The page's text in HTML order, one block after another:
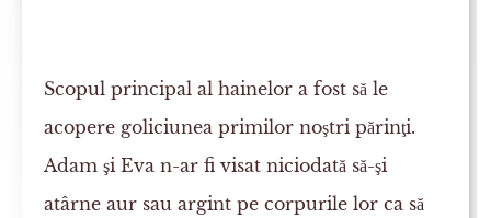
Scopul principal al hainelor a fost să le
acopere goliciunea primilor noştri părinţi.
Adam şi Eva n-ar fi visat niciodată să-şi
atârne aur sau argint pe corpurile lor ca să